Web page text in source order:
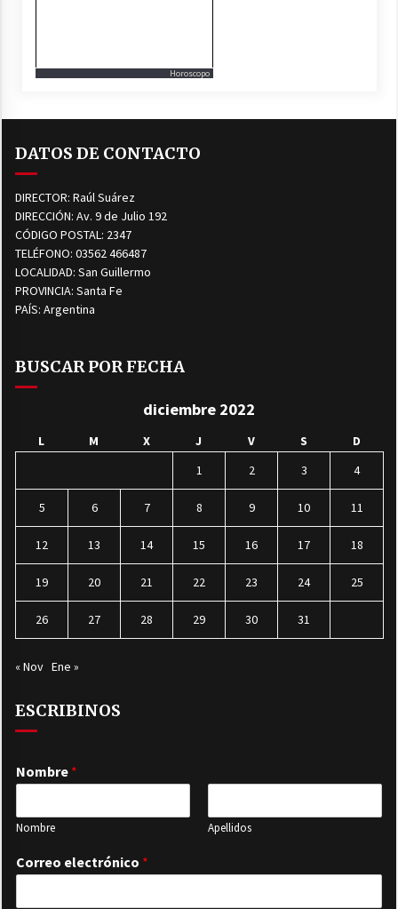
Horoscopo
DATOS DE CONTACTO
DIRECTOR: Raúl Suárez
DIRECCIÓN: Av. 9 de Julio 192
CÓDIGO POSTAL: 2347
TELÉFONO: 03562 466487
LOCALIDAD: San Guillermo
PROVINCIA: Santa Fe
PAÍS: Argentina
BUSCAR POR FECHA
diciembre 2022
L M X J V S
D
1
2 3 4
5 6 7 8 9 10 11
12 13 14 15 16 17 18
19 20 21 22 23 24 25
26 27 28 29 30 31
« Nov Ene »
ESCRIBINOS
Nombre *
Nombre Apellidos
Correo electrónico *